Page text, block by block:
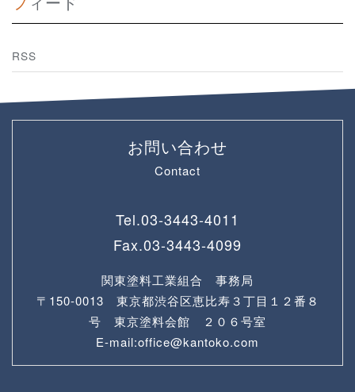
RSS
お問い合わせ
Contact
Tel.03-3443-4011
Fax.03-3443-4099
関東塗料工業組合 事務局
〒150-0013 東京都渋谷区恵比寿３丁目１２番８
号 東京塗料会館 ２０６号室
E-mail:office@kantoko.com